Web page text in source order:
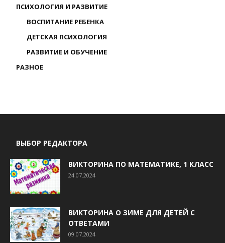
ПСИХОЛОГИЯ И РАЗВИТИЕ
ВОСПИТАНИЕ РЕБЕНКА
ДЕТСКАЯ ПСИХОЛОГИЯ
РАЗВИТИЕ И ОБУЧЕНИЕ
РАЗНОЕ
ВЫБОР РЕДАКТОРА
ВИКТОРИНА ПО МАТЕМАТИКЕ, 1 КЛАСС
24.07.2024
ВИКТОРИНА О ЗИМЕ ДЛЯ ДЕТЕЙ С
ОТВЕТАМИ
09.07.2024